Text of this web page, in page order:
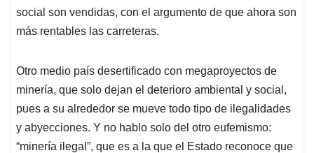
social son vendidas, con el argumento de que ahora son
más rentables las carreteras.
Otro medio país desertificado con megaproyectos de
minería, que solo dejan el deterioro ambiental y social,
pues a su alrededor se mueve todo tipo de ilegalidades
y abyecciones. Y no hablo solo del otro eufemismo:
“minería ilegal”, que es a la que el Estado reconoce que